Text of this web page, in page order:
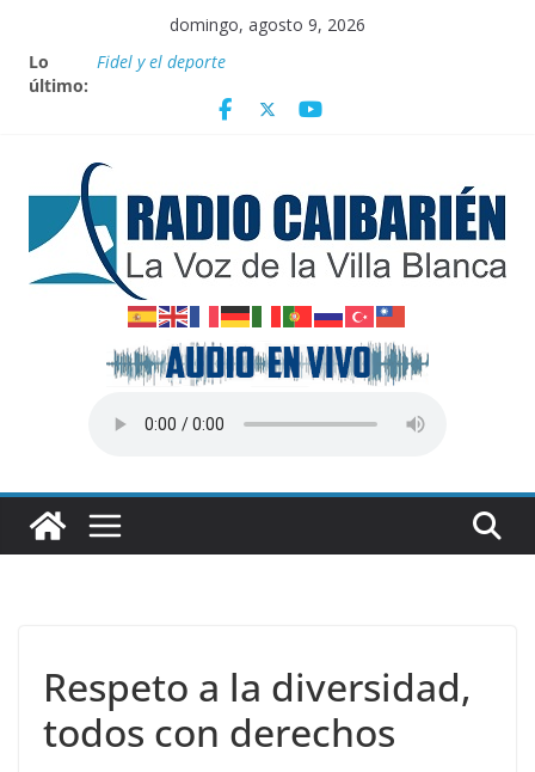
contenido
domingo, agosto 9, 2026
Lo
último:
Fidel y el deporte
Vanguardia por 3 años consecutivos
renovables en Cuba
Nota oficial del Gobierno Provincial de Villa Clara
Respeto a la diversidad,
todos con derechos